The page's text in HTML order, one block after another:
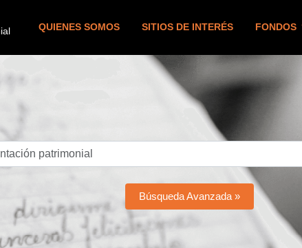
QUIENES SOMOS SITIOS DE INTERÉS FONDOS
Búsqueda Avanzada »